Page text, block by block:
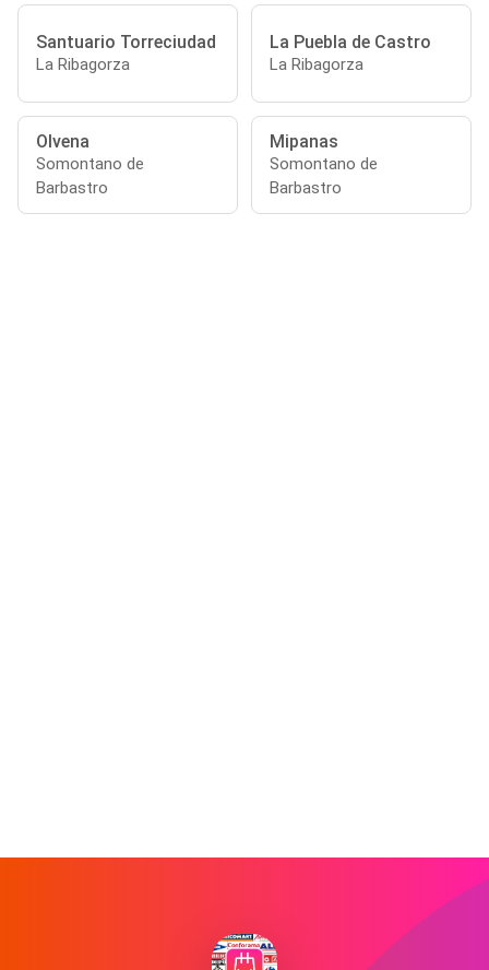
Santuario Torreciudad
La Ribagorza
La Puebla de Castro
La Ribagorza
Olvena
Somontano de
Barbastro
Mipanas
Somontano de
Barbastro